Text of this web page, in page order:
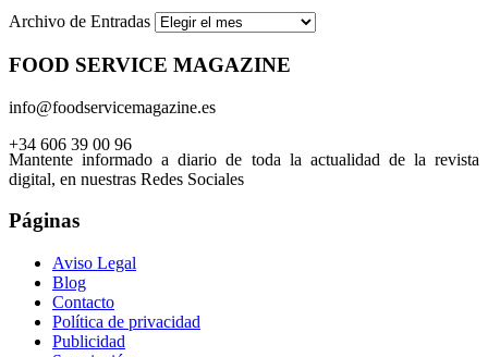
Archivo de Entradas
FOOD SERVICE MAGAZINE
info@foodservicemagazine.es
+34 606 39 00 96
Mantente informado a diario de toda la actualidad de la revista
digital, en nuestras Redes Sociales
Páginas
Aviso Legal
Blog
Contacto
Política de privacidad
Publicidad